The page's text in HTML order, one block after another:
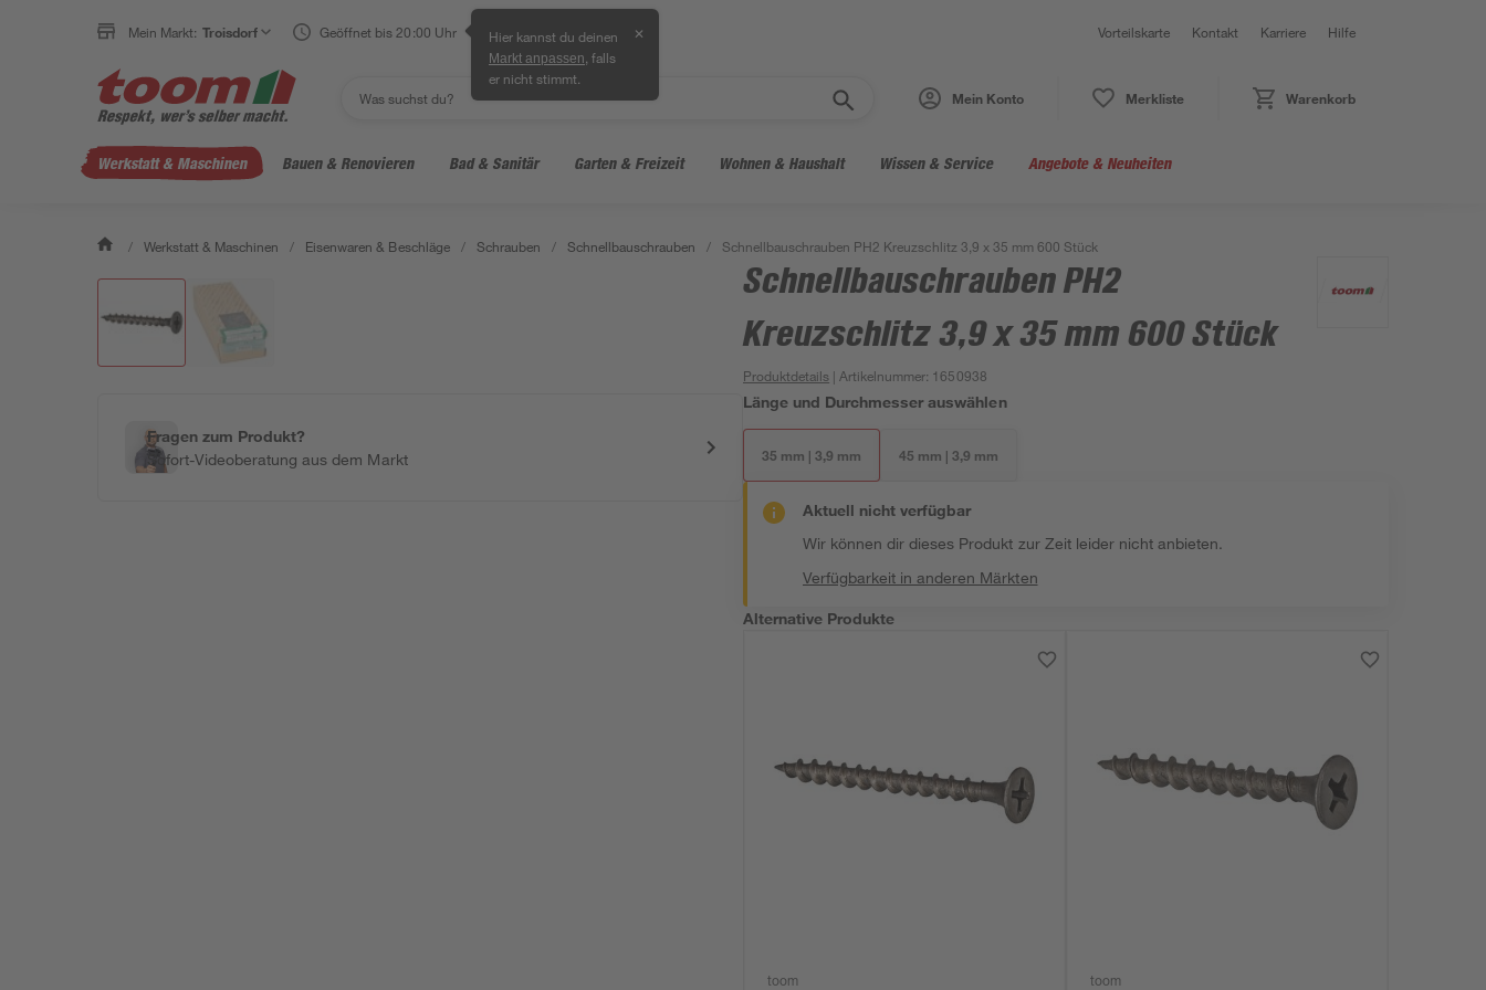
Mein Markt: Troisdorf Geöffnet bis 20:00 Uhr Hier kannst du deinen
Markt anpassen , falls
er nicht stimmt.
✕ Vorteilskarte Kontakt Karriere Hilfe
Mein Konto Merkliste Warenkorb
Werkstatt & Maschinen Bauen & Renovieren Bad & Sanitär Garten & Freizeit Wohnen & Haushalt Wissen & Service Angebote & Neuheiten
/ Werkstatt & Maschinen / Eisenwaren & Beschläge / Schrauben / Schnellbauschrauben / Schnellbauschrauben PH2 Kreuzschlitz 3,9 x 35 mm 600 Stück
Fragen zum Produkt?
Sofort-Videoberatung aus dem Markt
Schnellbauschrauben PH2
Kreuzschlitz 3,9 x 35 mm 600 Stück
Produktdetails | Artikelnummer: 1650938
Länge und Durchmesser auswählen
35 mm | 3,9 mm 45 mm | 3,9 mm
Aktuell nicht verfügbar
Wir können dir dieses Produkt zur Zeit leider nicht anbieten.
Verfügbarkeit in anderen Märkten
Alternative Produkte
toom toom